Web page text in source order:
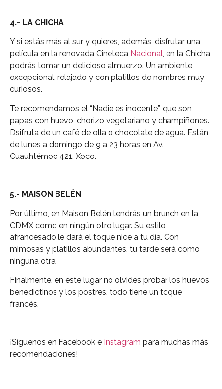
4.- LA CHICHA
Y si estás más al sur y quieres, además, disfrutar una
película en la renovada Cineteca Nacional, en la Chicha
podrás tomar un delicioso almuerzo. Un ambiente
excepcional, relajado y con platillos de nombres muy
curiosos.
Te recomendamos el “Nadie es inocente”, que son
papas con huevo, chorizo vegetariano y champiñones.
Dsifruta de un café de olla o chocolate de agua. Están
de lunes a domingo de 9 a 23 horas en Av.
Cuauhtémoc 421, Xoco.
5.- MAISON BELÉN
Por último, en Maison Belén tendrás un brunch en la
CDMX como en ningún otro lugar. Su estilo
afrancesado le dará el toque nice a tu día. Con
mimosas y platillos abundantes, tu tarde será como
ninguna otra.
Finalmente, en este lugar no olvides probar los huevos
benedictinos y los postres, todo tiene un toque
francés.
¡Síguenos en Facebook e Instagram para muchas más
recomendaciones!